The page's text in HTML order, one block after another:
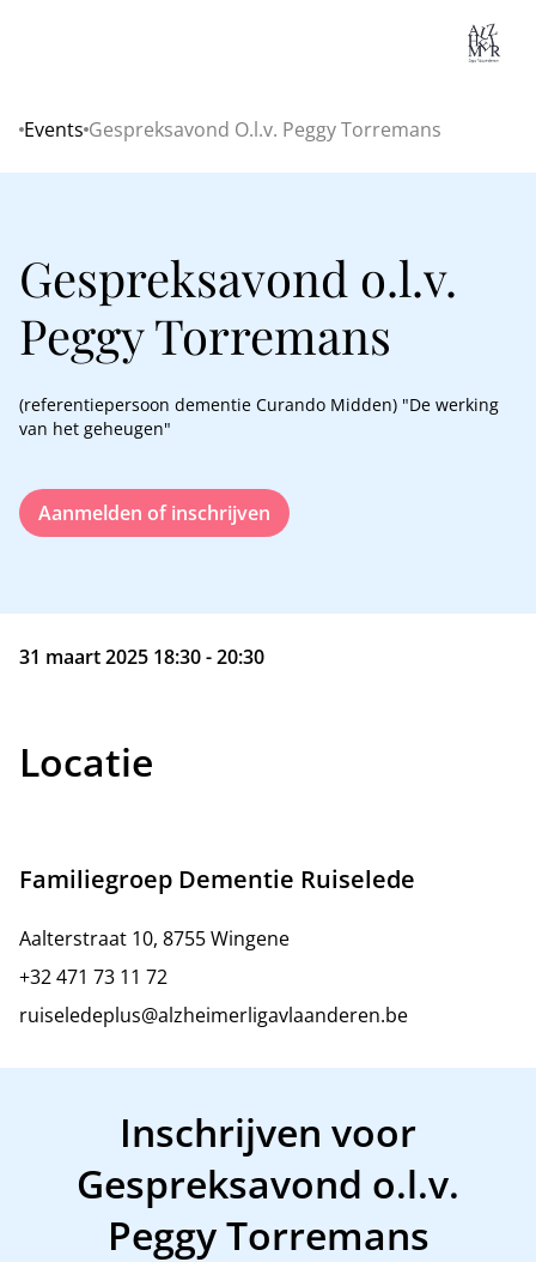
Home
Events Gespreksavond O.l.v. Peggy Torremans
Gespreksavond o.l.v.
Peggy Torremans
(referentiepersoon dementie Curando Midden) "De werking
van het geheugen"
Aanmelden of inschrijven
31 maart 2025 18:30 - 20:30
Locatie
Familiegroep Dementie Ruiselede
Aalterstraat 10, 8755 Wingene
+32 471 73 11 72
ruiseledeplus@alzheimerligavlaanderen.be
Inschrijven voor
Gespreksavond o.l.v.
Peggy Torremans